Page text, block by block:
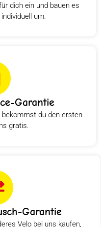
dich ein und bauen es
um.
Garantie
du den ersten
gratis.
Garantie
Velo bei uns kaufen,